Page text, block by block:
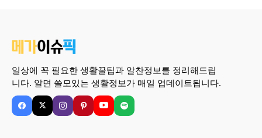
일상에 꼭 필요한 생활꿀팁과 알찬정보를 정리해드립
니다. 알면 쓸모있는 생활정보가 매일 업데이트됩니다.